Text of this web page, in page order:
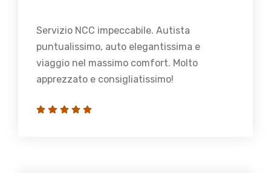
Servizio NCC impeccabile. Autista
puntualissimo, auto elegantissima e
viaggio nel massimo comfort. Molto
apprezzato e consigliatissimo!